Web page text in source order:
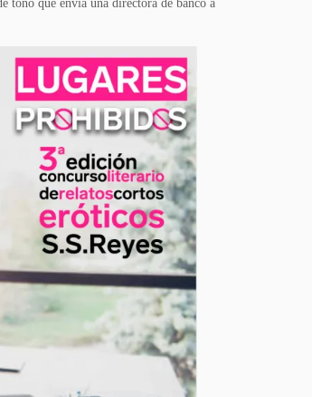
tono que envía una directora de banco a